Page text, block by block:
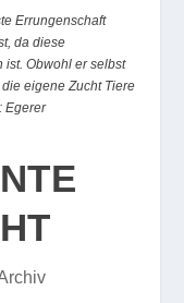
Errungenschaft
da diese
ist. Obwohl er selbst
eigene Zucht Tiere
Egerer